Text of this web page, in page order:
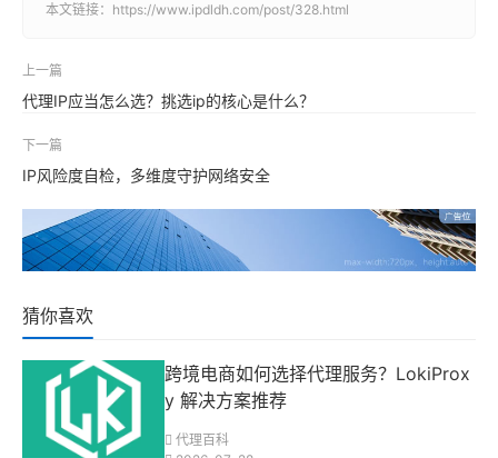
本文链接： https://www.ipdldh.com/post/328.html
上一篇
代理IP应当怎么选？挑选ip的核心是什么？
下一篇
IP风险度自检，多维度守护网络安全
猜你喜欢
跨境电商如何选择代理服务？LokiProx
y 解决方案推荐
代理百科